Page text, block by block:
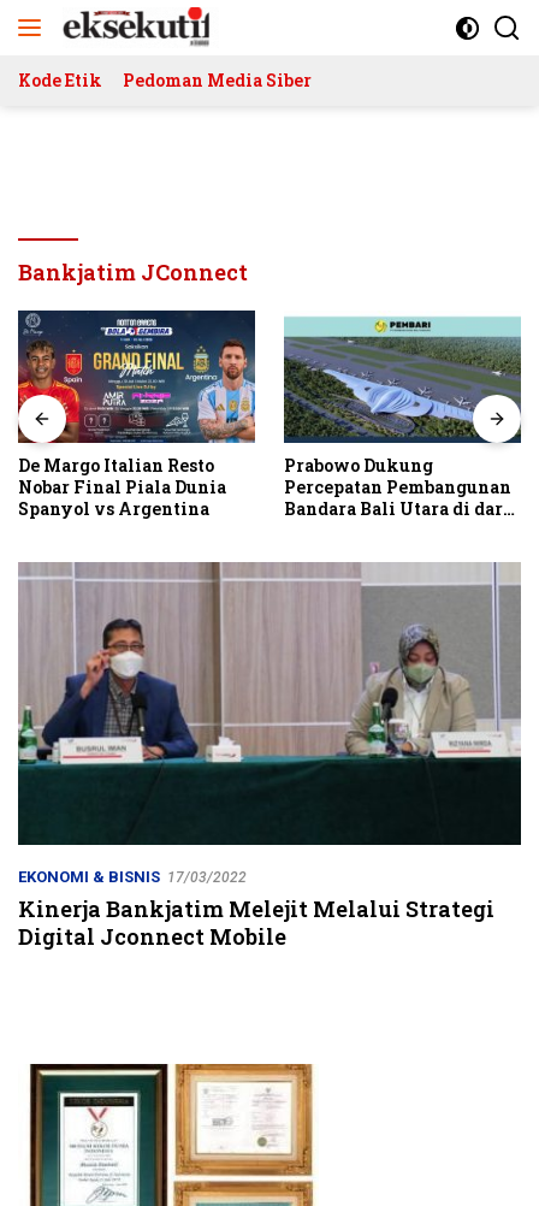
Kode Etik Pedoman Media Siber
Bankjatim JConnect
De Margo Italian Resto
Nobar Final Piala Dunia
Spanyol vs Argentina
Prabowo Dukung
Percepatan Pembangunan
Bandara Bali Utara di darat
EKONOMI & BISNIS 17/03/2022
Kinerja Bankjatim Melejit Melalui Strategi
Digital Jconnect Mobile